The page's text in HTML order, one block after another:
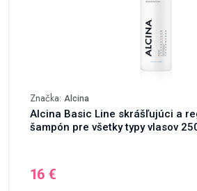
Značka: Alcina
Alcina Basic Line skrášľujúci a
šampón pre všetky typy vlasov
16 €